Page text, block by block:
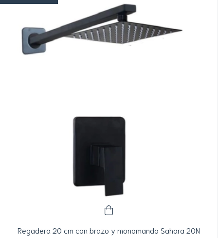
Regadera 20 cm con brazo y monomando Sahara 20N